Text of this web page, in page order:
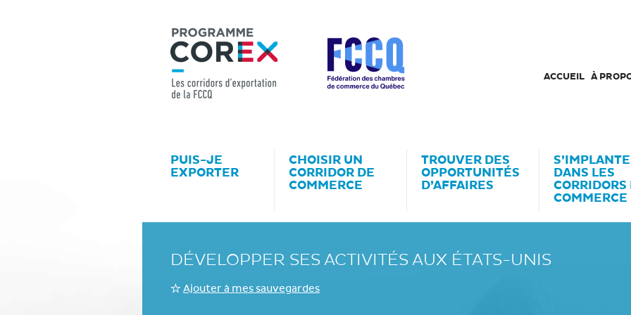
ACCUEIL À
PUIS-JE
EXPORTER
CHOISIR UN
CORRIDOR DE
COMMERCE
TROUVER DES
OPPORTUNITÉS
D’AFFAIRES
DANS LES
CORRIDORS
COMMERCE
DÉVELOPPER SES ACTIVITÉS AUX ÉTATS-UNIS
Ajouter à mes sauvegardes